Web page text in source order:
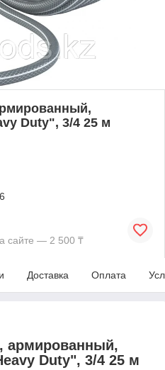
Duty", 3/4 25 м
сайте — 2 500 ₸
Доставка Оплата
армированный,
Duty", 3/4 25 м